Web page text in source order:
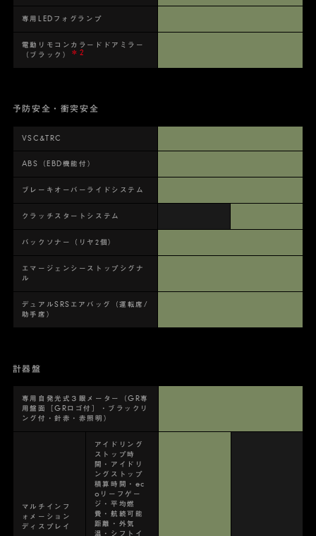
専用LEDフォグランプ
電動リモコンカラードドアミラー
（ブラック）
＊2
予防安全・衝突安全
VSC&TRC
ABS（EBD機能付）
ブレーキオーバーライドシステム
クラッチスタートシステム
バックソナー（リヤ2個）
エマージェンシーストップシグナ
ル
デュアルSRSエアバッグ（運転席/
助手席）
計器盤
専用自発光式３眼メーター（GR専
用盤面［GRロゴ付］・ブラックリ
ング付・針赤・赤照明）
マルチインフ
ォメーション
ディスプレイ
アイドリング
ストップ時
間・アイドリ
ングストップ
積算時間・ec
oリーフゲー
ジ・平均燃
費・航続可能
距離・外気
温・シフトイ